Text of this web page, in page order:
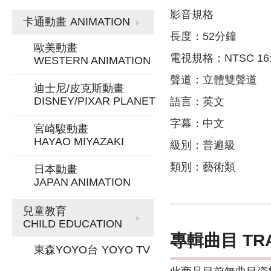
卡通動畫 ANIMATION
歐美動畫
WESTERN ANIMATION
迪士尼/皮克斯動畫
DISNEY/PIXAR PLANET
宮崎駿動畫
HAYAO MIYAZAKI
日本動畫
JAPAN ANIMATION
兒童教育
CHILD EDUCATION
東森YOYO台 YOYO TV
影音規格
長度：52分鐘
電視規格：NTSC
聲道：立體雙聲道
語言：英文
字幕：中文
級別：普遍級
類別：藝術類
專輯曲目